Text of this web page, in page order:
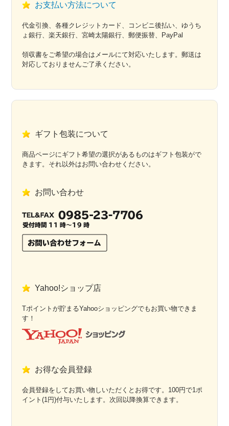
お支払い方法について
代金引換、各種クレジットカード、コンビニ後払い、ゆうち
ょ銀行、楽天銀行、宮崎太陽銀行、郵便振替、PayPal
領収書をご希望の場合はメールにて対応いたします。郵送は
対応しておりませんご了承ください。
ギフト包装について
商品ページにギフト希望の選択があるものはギフト包装がで
きます。それ以外はお問い合わせください。
お問い合わせ
Yahoo!ショップ店
Tポイントが貯まるYahooショッピングでもお買い物できま
す！
お得な会員登録
会員登録をしてお買い物しいただくとお得です。100円で1ポ
イント(1円)付与いたします。次回以降換算できます。